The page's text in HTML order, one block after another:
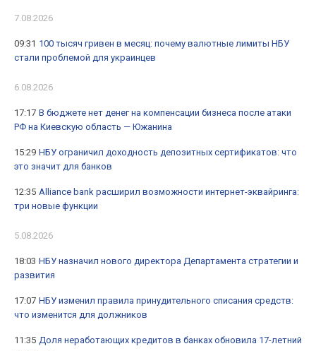
7.08.2026
09:31 100 тысяч гривен в месяц: почему валютные лимиты НБУ
стали проблемой для украинцев
6.08.2026
17:17 В бюджете нет денег на компенсации бизнеса после атаки
РФ на Киевскую область — Южанина
15:29 НБУ ограничил доходность депозитных сертификатов: что
это значит для банков
12:35 Alliance bank расширил возможности интернет-эквайринга:
три новые функции
5.08.2026
18:03 НБУ назначил нового директора Департамента стратегии и
развития
17:07 НБУ изменил правила принудительного списания средств:
что изменится для должников
11:35 Доля неработающих кредитов в банках обновила 17-летний